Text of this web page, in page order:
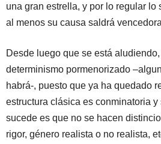
una gran estrella, y por lo regular lo
al menos su causa saldrá
Desde luego que se está
determinismo pormenorizado
habrá-, puesto que ya ha quedado
estructura clásica es conminatoria
sucede es que no se hacen
rigor, género realista o no realista,